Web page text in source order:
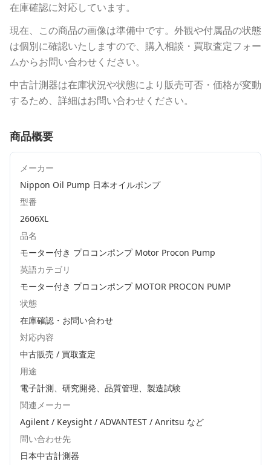
在庫確認に対応しています。
現在、この商品の画像は準備中です。外観や付属品の状態
は個別に確認いたしますので、購入相談・買取査定フォー
ムからお問い合わせください。
中古計測器は在庫状況や状態により販売可否・価格が変動
するため、詳細はお問い合わせください。
商品概要
メーカー
Nippon Oil Pump 日本オイルポンプ
型番
2606XL
品名
モーター付き プロコンポンプ Motor Procon Pump
英語カテゴリ
モーター付き プロコンポンプ MOTOR PROCON PUMP
状態
在庫確認・お問い合わせ
対応内容
中古販売 / 買取査定
用途
電子計測、研究開発、品質管理、製造試験
関連メーカー
Agilent / Keysight / ADVANTEST / Anritsu など
問い合わせ先
日本中古計測器